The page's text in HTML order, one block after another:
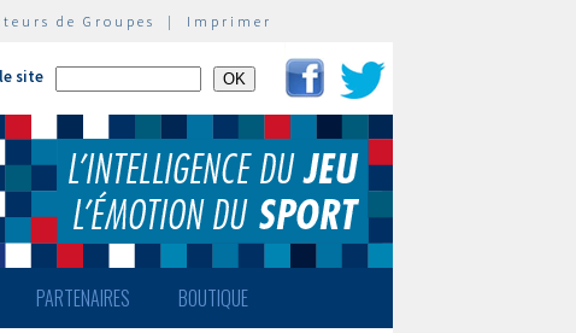
de Groupes | Imprimer
site
PARTENAIRES BOUTIQUE